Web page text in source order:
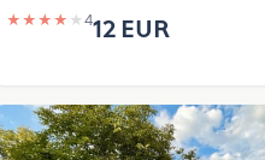
★ ★ ★ ★ ★ 412 EUR